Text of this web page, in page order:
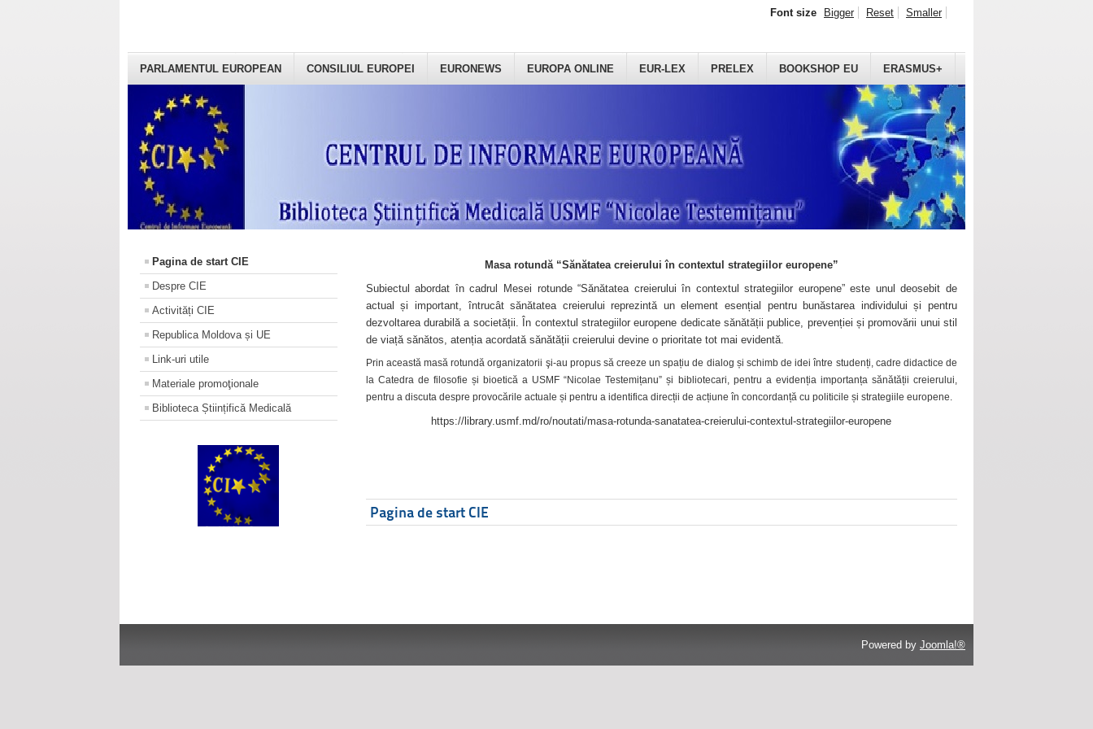
PARLAMENTUL EUROPEAN CONSILIUL EUROPEI EURONEWS EUROPA ONLINE EUR-LEX PRELEX BOOKSHOP EU ERASMUS+
Font size Bigger Reset Smaller
Pagina de start CIE
Despre CIE
Activități CIE
Republica Moldova și UE
Link-uri utile
Materiale promoţionale
Biblioteca Științifică Medicală
Masa rotundă “Sănătatea creierului în contextul strategiilor europene”
Subiectul abordat în cadrul Mesei rotunde “Sănătatea creierului în contextul strategiilor europene” este unul deosebit de
actual și important, întrucât sănătatea creierului reprezintă un element esențial pentru bunăstarea individului și pentru
dezvoltarea durabilă a societății. În contextul strategiilor europene dedicate sănătății publice, prevenției și promovării unui stil
de viață sănătos, atenția acordată sănătății creierului devine o prioritate tot mai evidentă.
Prin această masă rotundă organizatorii şi-au propus să creeze un spațiu de dialog și schimb de idei între studenți, cadre didactice de
la Catedra de filosofie și bioetică a USMF “Nicolae Testemițanu” și bibliotecari, pentru a evidenția importanța sănătății creierului,
pentru a discuta despre provocările actuale și pentru a identifica direcții de acțiune în concordanță cu politicile și strategiile europene.
https://library.usmf.md/ro/noutati/masa-rotunda-sanatatea-creierului-contextul-strategiilor-europene
Pagina de start CIE
Powered by Joomla!®